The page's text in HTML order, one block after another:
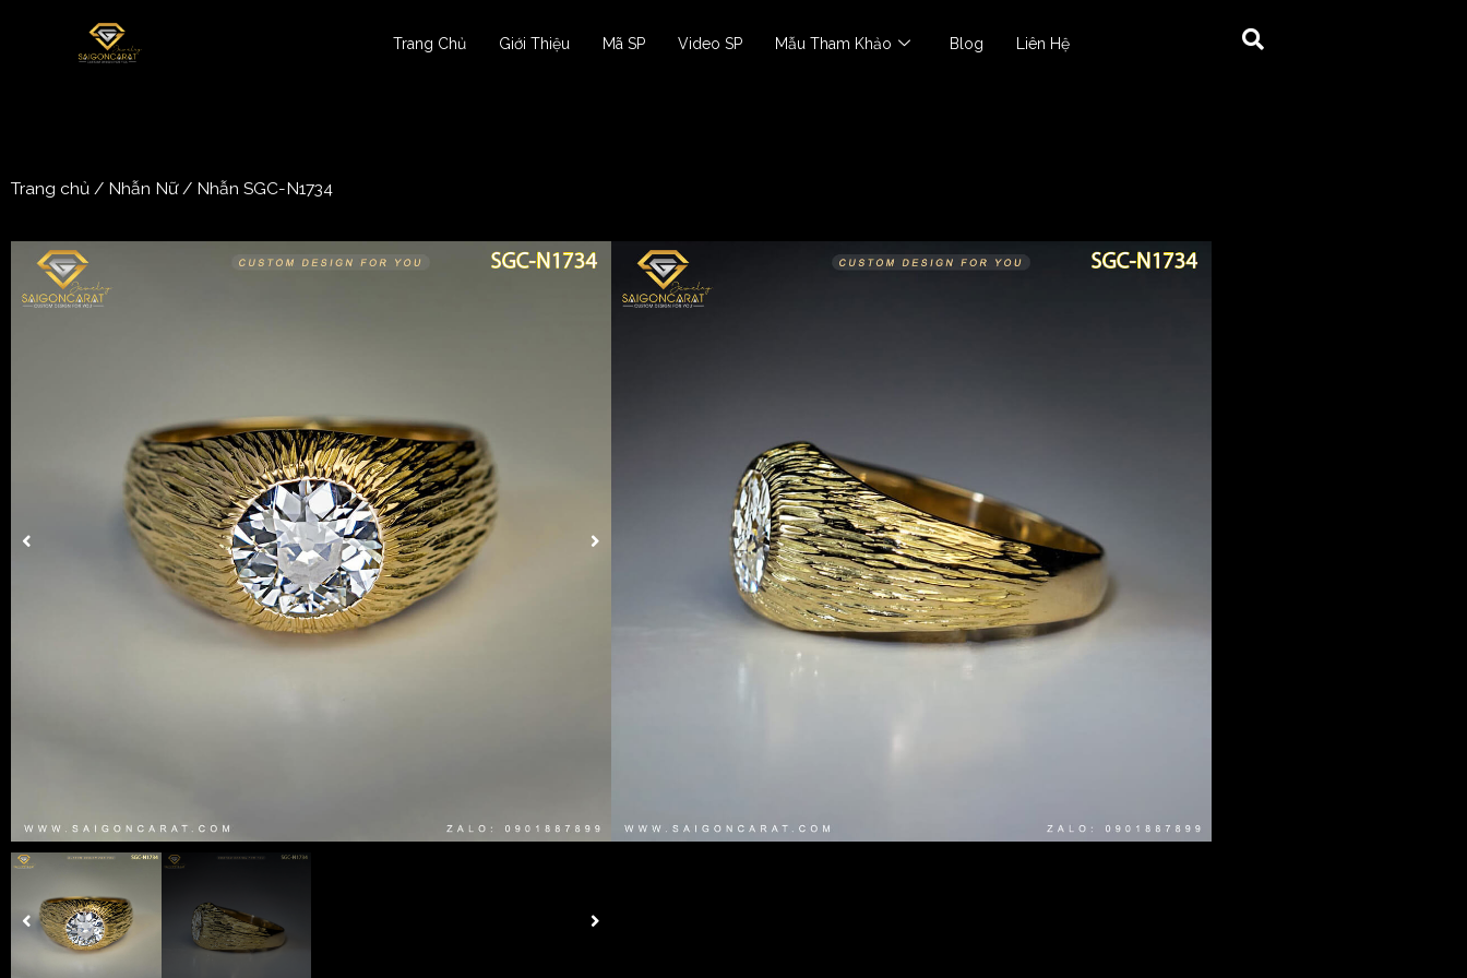
Trang Chủ Giới Thiệu Mã SP Video SP Mẫu Tham Khảo Blog Liên Hệ
Trang chủ / Nhẫn Nữ/ Nhẫn SGC-N1734
Nhẫn Nữ